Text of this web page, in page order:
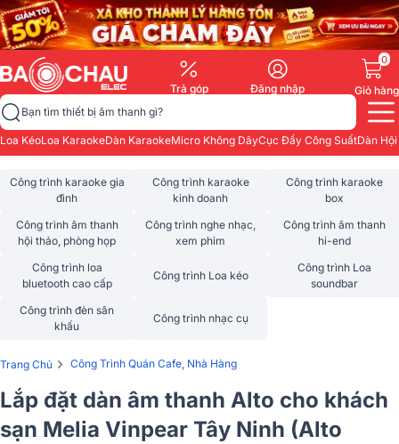
Trả góp Đăng nhập
0
Giỏ hàng
Bạn tìm thiết bị âm thanh gì?
Loa KéoLoa KaraokeDàn KaraokeMicro Không DâyCục Đẩy Công SuấtDàn
Công trình karaoke gia
đình
Công trình karaoke
kinh doanh
Công trình karaoke
box
Công trình âm thanh
hội thảo, phòng họp
Công trình nghe nhạc,
xem phim
Công trình âm thanh
hi-end
Công trình loa
bluetooth cao cấp
Công trình Loa kéo
Công trình Loa
soundbar
Công trình đèn sân
khấu
Công trình nhạc cụ
Trang Chủ › Công Trình Quán Cafe, Nhà Hàng
Lắp đặt dàn âm thanh Alto cho khách
sạn Melia Vinpear Tây Ninh (Alto